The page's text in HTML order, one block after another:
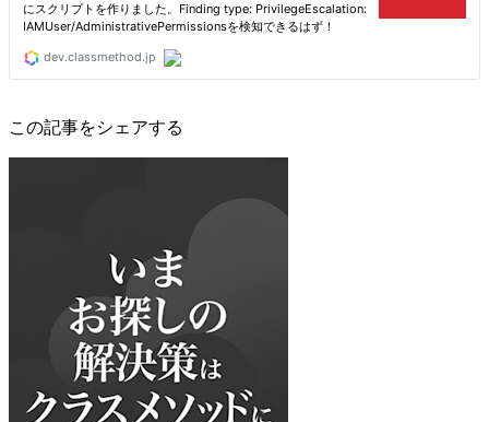
この記事をシェアする